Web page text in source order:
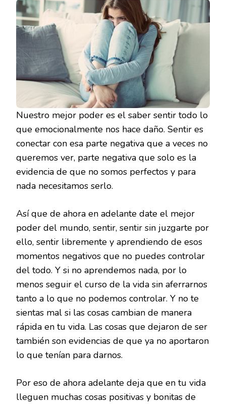
Nuestro mejor poder es el saber sentir todo lo
que emocionalmente nos hace daño. Sentir es
conectar con esa parte negativa que a veces no
queremos ver, parte negativa que solo es la
evidencia de que no somos perfectos y para
nada necesitamos serlo.
Así que de ahora en adelante date el mejor
poder del mundo, sentir, sentir sin juzgarte por
ello, sentir libremente y aprendiendo de esos
momentos negativos que no puedes controlar
del todo. Y si no aprendemos nada, por lo
menos seguir el curso de la vida sin aferrarnos
tanto a lo que no podemos controlar. Y no te
sientas mal si las cosas cambian de manera
rápida en tu vida. Las cosas que dejaron de ser
también son evidencias de que ya no aportaron
lo que tenían para darnos.
Por eso de ahora adelante deja que en tu vida
lleguen muchas cosas positivas y bonitas de